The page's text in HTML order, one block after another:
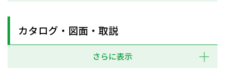
カタログ・図面・取説
さらに表示